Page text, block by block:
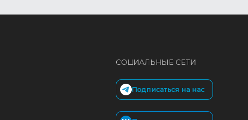
СОЦИАЛЬНЫЕ СЕТИ
Подписаться на нас